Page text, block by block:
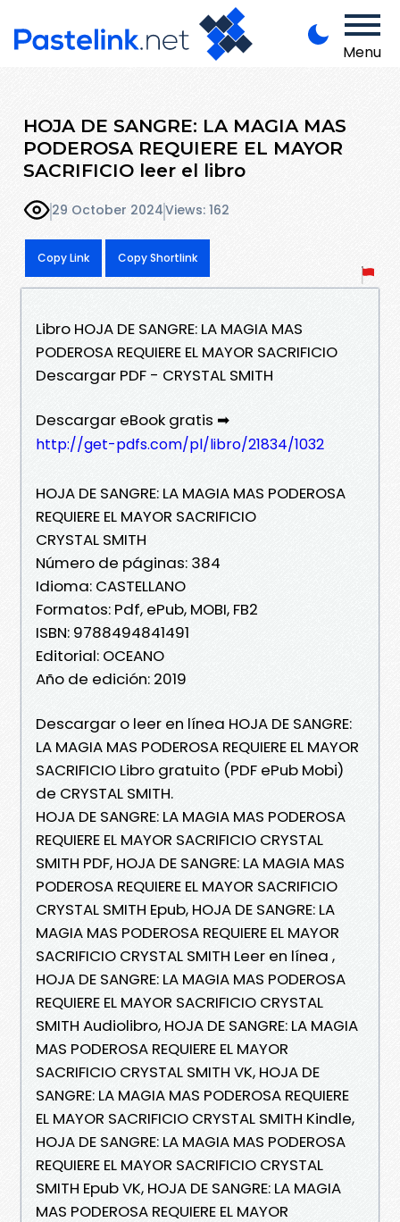
Menu
HOJA DE SANGRE: LA MAGIA MAS
PODEROSA REQUIERE EL MAYOR
SACRIFICIO leer el libro
29 October 2024Views: 162
Copy Link Copy Shortlink
Libro HOJA DE SANGRE: LA MAGIA MAS
PODEROSA REQUIERE EL MAYOR SACRIFICIO
Descargar PDF - CRYSTAL SMITH
Descargar eBook gratis ➡
http://get-pdfs.com/pl/libro/21834/1032
HOJA DE SANGRE: LA MAGIA MAS PODEROSA
REQUIERE EL MAYOR SACRIFICIO
CRYSTAL SMITH
Número de páginas: 384
Idioma: CASTELLANO
Formatos: Pdf, ePub, MOBI, FB2
ISBN: 9788494841491
Editorial: OCEANO
Año de edición: 2019
Descargar o leer en línea HOJA DE SANGRE:
LA MAGIA MAS PODEROSA REQUIERE EL MAYOR
SACRIFICIO Libro gratuito (PDF ePub Mobi)
de CRYSTAL SMITH.
HOJA DE SANGRE: LA MAGIA MAS PODEROSA
REQUIERE EL MAYOR SACRIFICIO CRYSTAL
SMITH PDF, HOJA DE SANGRE: LA MAGIA MAS
PODEROSA REQUIERE EL MAYOR SACRIFICIO
CRYSTAL SMITH Epub, HOJA DE SANGRE: LA
MAGIA MAS PODEROSA REQUIERE EL MAYOR
SACRIFICIO CRYSTAL SMITH Leer en línea ,
HOJA DE SANGRE: LA MAGIA MAS PODEROSA
REQUIERE EL MAYOR SACRIFICIO CRYSTAL
SMITH Audiolibro, HOJA DE SANGRE: LA MAGIA
MAS PODEROSA REQUIERE EL MAYOR
SACRIFICIO CRYSTAL SMITH VK, HOJA DE
SANGRE: LA MAGIA MAS PODEROSA REQUIERE
EL MAYOR SACRIFICIO CRYSTAL SMITH Kindle,
HOJA DE SANGRE: LA MAGIA MAS PODEROSA
REQUIERE EL MAYOR SACRIFICIO CRYSTAL
SMITH Epub VK, HOJA DE SANGRE: LA MAGIA
MAS PODEROSA REQUIERE EL MAYOR